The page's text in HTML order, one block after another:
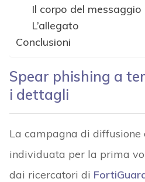
Il corpo del messaggio
L’allegato
Conclusioni
Spear phishing a
i dettagli
La campagna di diffusione
individuata per la prima
dai ricercatori di